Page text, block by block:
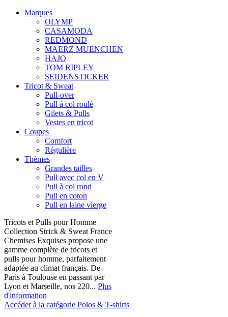
Marques
OLYMP
CASAMODA
REDMOND
MAERZ MUENCHEN
HAJO
TOM RIPLEY
SEIDENSTICKER
Tricot & Sweat
Pull-over
Pull à col roulé
Gilets & Pulls
Vestes en tricot
Coupes
Comfort
Régulière
Thèmes
Grandes tailles
Pull avec col en V
Pull à col rond
Pull en coton
Pull en laine vierge
Tricots et Pulls pour Homme |
Collection Strick & Sweat France
Chemises Exquises propose une
gamme complète de tricots et
pulls pour homme, parfaitement
adaptée au climat français. De
Paris à Toulouse en passant par
Lyon et Marseille, nos 220... Plus
d'information
Accéder à la catégorie Polos & T-shirts